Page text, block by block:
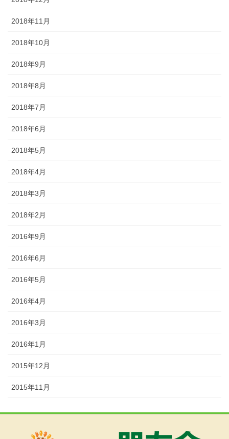
2018年11月
2018年10月
2018年9月
2018年8月
2018年7月
2018年6月
2018年5月
2018年4月
2018年3月
2018年2月
2016年9月
2016年6月
2016年5月
2016年4月
2016年3月
2016年1月
2015年12月
2015年11月